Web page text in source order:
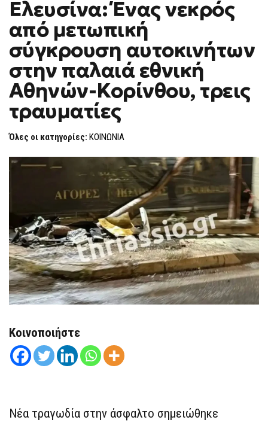
ΕΛΕΥΣΊΝΑ:
ΈΝΑΣ
ΝΕΚΡΌΣ
ΑΠΌ
ΜΕΤΩΠΙΚΉ
ΣΎΓΚΡΟΥΣΗ
ΑΥΤΟΚΙΝΉΤΩΝ
ΣΤΗΝ
ΠΑΛΑΙΆ
ΕΘΝΙΚΉ
ΑΘΗΝΏΝ-
Ελευσίνα: Ένας νεκρός
από μετωπική
σύγκρουση αυτοκινήτων
στην παλαιά εθνική
Αθηνών-Κορίνθου, τρεις
τραυματίες
Όλες οι κατηγορίες: ΚΟΙΝΩΝΙΑ
Κοινοποιήστε
Νέα τραγωδία στην άσφαλτο σημειώθηκε